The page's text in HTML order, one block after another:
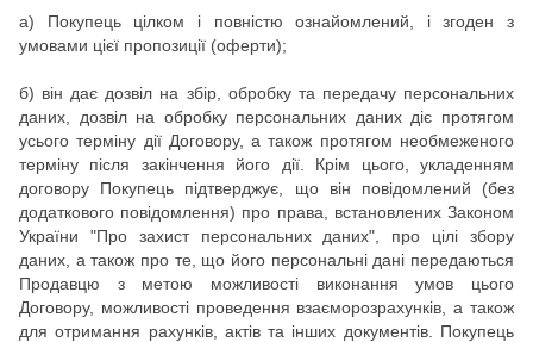
а) Покупець цілком і повністю ознайомлений, і згоден з
умовами цієї пропозиції (оферти);
б) він дає дозвіл на збір, обробку та передачу персональних
даних, дозвіл на обробку персональних даних діє протягом
усього терміну дії Договору, а також протягом необмеженого
терміну після закінчення його дії.
Крім цього, укладенням
договору Покупець підтверджує, що він повідомлений (без
додаткового повідомлення) про права, встановлених Законом
України "Про захист персональних даних", про цілі збору
даних, а також про те, що його персональні дані передаються
Продавцю з метою можливості виконання умов цього
Договору, можливості проведення взаєморозрахунків, а також
для отримання рахунків, актів та інших документів.
Покупець